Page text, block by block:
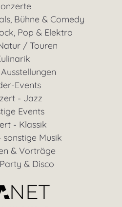
Bühne & Comedy
Pop & Elektro
/ Touren
Events
- Jazz
Events
- Klassik
Musik
& Vorträge
& Disco